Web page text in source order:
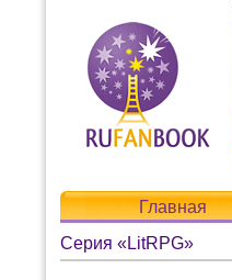
Главная
Серия «LitRPG»